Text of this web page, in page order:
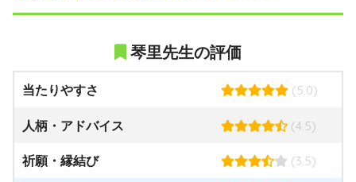
琴里先生の評価
当たりやすさ (5.0)
人柄・アドバイス (4.5)
祈願・縁結び (3.5)